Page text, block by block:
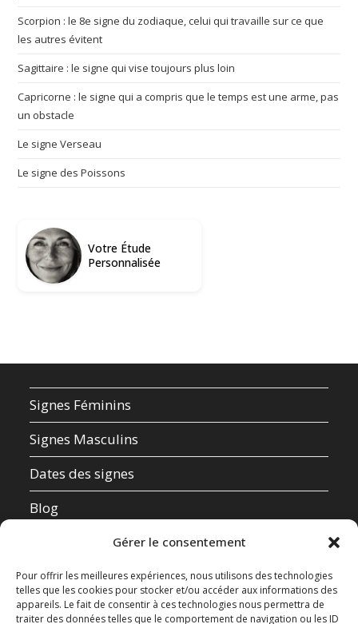
Gérer le consentement
Pour offrir les meilleures expériences, nous utilisons des technologies
telles que les cookies pour stocker et/ou accéder aux informations des
appareils. Le fait de consentir à ces technologies nous permettra de
traiter des données telles que le comportement de navigation ou les ID
Scorpion : le 8e signe du zodiaque, celui qui travaille sur ce que
les autres évitent
Sagittaire : le signe qui vise toujours plus loin
Capricorne : le signe qui a compris que le temps est une arme, pas
un obstacle
Le signe Verseau
Le signe des Poissons
Votre Étude
Personnalisée
Signes Féminins
Signes Masculins
Dates des signes
Blog
Mentions Légales
Données Personnelles